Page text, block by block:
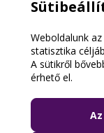
közben is!
Weboldalunk
statisztika
A sütikről
érhető el.